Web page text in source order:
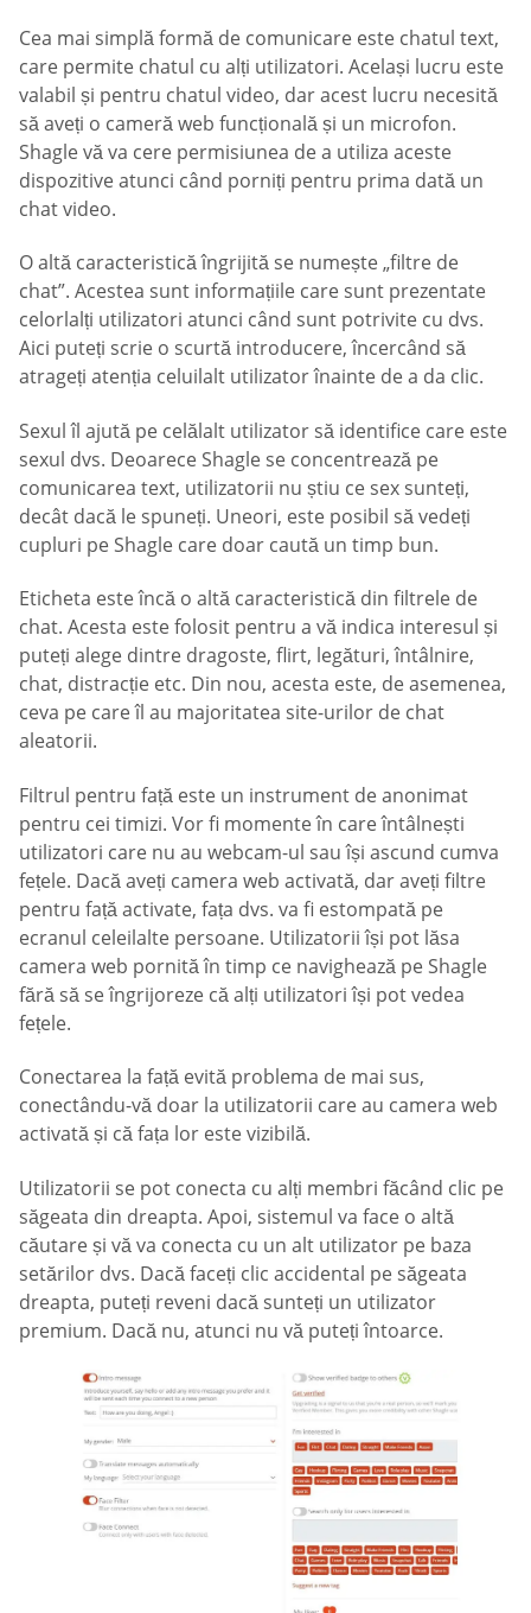
Cea mai simplă formă de comunicare este chatul text,
care permite chatul cu alți utilizatori. Același lucru este
valabil și pentru chatul video, dar acest lucru necesită
să aveți o cameră web funcțională și un microfon.
Shagle vă va cere permisiunea de a utiliza aceste
dispozitive atunci când porniți pentru prima dată un
chat video.
O altă caracteristică îngrijită se numește „filtre de
chat”. Acestea sunt informațiile care sunt prezentate
celorlalți utilizatori atunci când sunt potrivite cu dvs.
Aici puteți scrie o scurtă introducere, încercând să
atrageți atenția celuilalt utilizator înainte de a da clic.
Sexul îl ajută pe celălalt utilizator să identifice care este
sexul dvs. Deoarece Shagle se concentrează pe
comunicarea text, utilizatorii nu știu ce sex sunteți,
decât dacă le spuneți. Uneori, este posibil să vedeți
cupluri pe Shagle care doar caută un timp bun.
Eticheta este încă o altă caracteristică din filtrele de
chat. Acesta este folosit pentru a vă indica interesul și
puteți alege dintre dragoste, flirt, legături, întâlnire,
chat, distracție etc. Din nou, acesta este, de asemenea,
ceva pe care îl au majoritatea site-urilor de chat
aleatorii.
Filtrul pentru față este un instrument de anonimat
pentru cei timizi. Vor fi momente în care întâlnești
utilizatori care nu au webcam-ul sau își ascund cumva
fețele. Dacă aveți camera web activată, dar aveți filtre
pentru față activate, fața dvs. va fi estompată pe
ecranul celeilalte persoane. Utilizatorii își pot lăsa
camera web pornită în timp ce navighează pe Shagle
fără să se îngrijoreze că alți utilizatori își pot vedea
fețele.
Conectarea la față evită problema de mai sus,
conectându-vă doar la utilizatorii care au camera web
activată și că fața lor este vizibilă.
Utilizatorii se pot conecta cu alți membri făcând clic pe
săgeata din dreapta. Apoi, sistemul va face o altă
căutare și vă va conecta cu un alt utilizator pe baza
setărilor dvs. Dacă faceți clic accidental pe săgeata
dreapta, puteți reveni dacă sunteți un utilizator
premium. Dacă nu, atunci nu vă puteți întoarce.